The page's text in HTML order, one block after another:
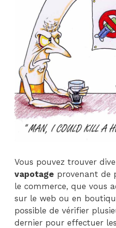
Vous pouvez trouver
vapotage provenant de
le commerce, que vous
sur le web ou en
possible de vérifier
dernier pour effectuer